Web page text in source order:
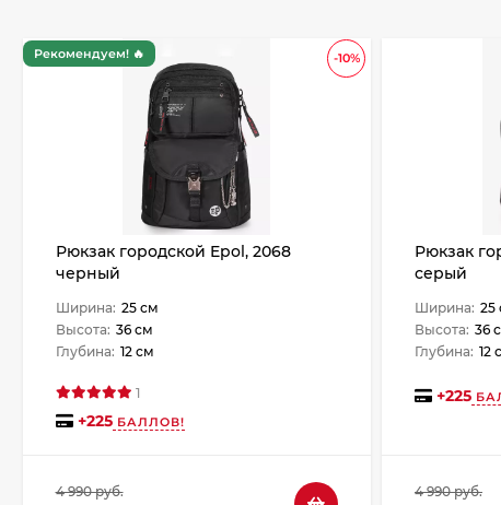
-10%
Рекомендуем! 🔥
Рюкзак городской Epol, 2068
черный
Ширина: 25 см
Высота: 36 см
Глубина: 12 см
1
+225БАЛЛОВ!
4 990 руб.
Рюкзак
серый
Ширина: 25
Высота: 36
Глубина: 12
+225
4 990 руб.